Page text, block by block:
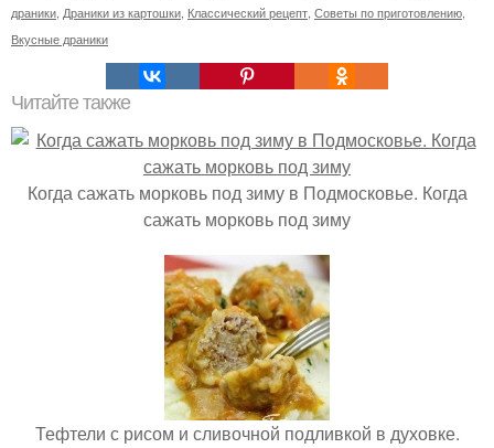
драники, Драники из картошки, Классический рецепт, Советы по приготовлению,
Вкусные драники
Читайте также
Когда сажать морковь под зиму в Подмосковье. Когда
сажать морковь под зиму
Тефтели с рисом и сливочной подливкой в духовке.